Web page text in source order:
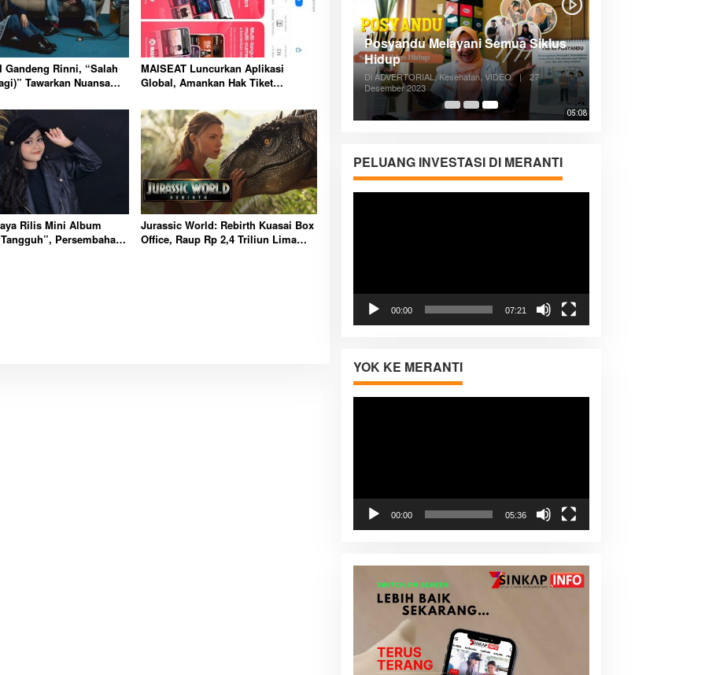
Gandeng Rinni, “Salah
Tawarkan Nuansa
MAISEAT Luncurkan Aplikasi
Global, Amankan Hak Tiket
Rilis Mini Album
Persembahan
Jurassic World: Rebirth Kuasai Box
Office, Raup Rp 2,4 Triliun Lima
dalam
Internasional
2024
Eksplore Meranti – Yok ke Meranti
Di Budaya, NASIONAL, VIDEO, Wisata
2024
05:08
Posyandu Melayani Semua Siklus
Hidup
Di ADVERTORIAL, Kesehatan, VIDEO |
27
Desember 2023
PELUANG INVESTASI DI MERANTI
00:00 07:21
YOK KE MERANTI
00:00 05:36